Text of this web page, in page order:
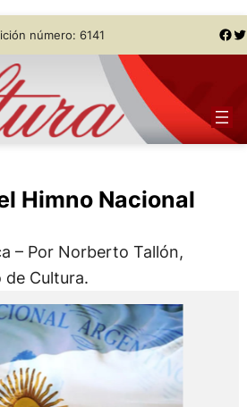
número: 6141 Facebook Twitter
Himno Nacional
– Por Norberto Tallón,
de Cultura.